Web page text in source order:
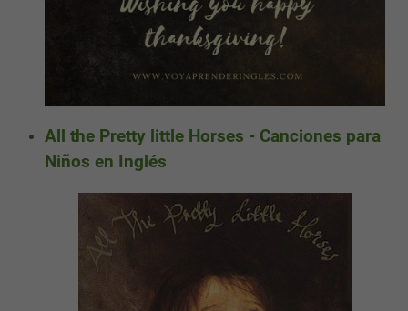
All the Pretty little Horses - Canciones para
Niños en Inglés